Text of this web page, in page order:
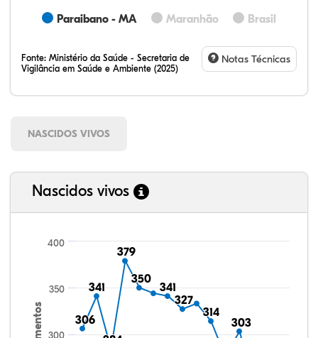
Paraibano - MA Maranhão Brasil
Fonte: Ministério da Saúde - Secretaria de
Vigilância em Saúde e Ambiente (2025)
Notas Técnicas
NASCIDOS VIVOS
Nascidos vivos
306
306
341
341
379
379
350
350
341
341
327
327
314
314
303
303
300
350
400